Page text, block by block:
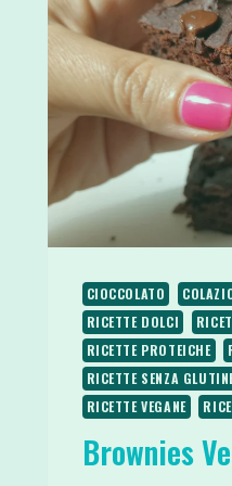
CIOCCOLATO
RICETTE DOLCI
RICETTE PROTEICHE
RICETTE SENZA
RICETTE VEGANE
Brownies